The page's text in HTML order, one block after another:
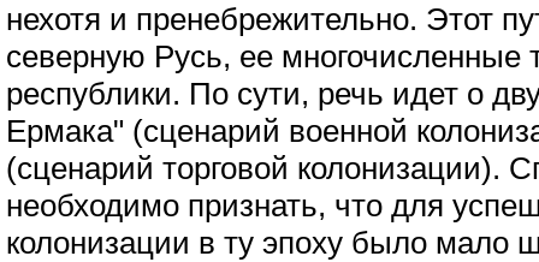
нехотя и пренебрежительно. Этот
северную Русь, ее многочисленные
республики. По сути, речь идет о
Ермака" (сценарий военной
(сценарий торговой колонизации).
необходимо признать, что для
колонизации в ту эпоху было мало